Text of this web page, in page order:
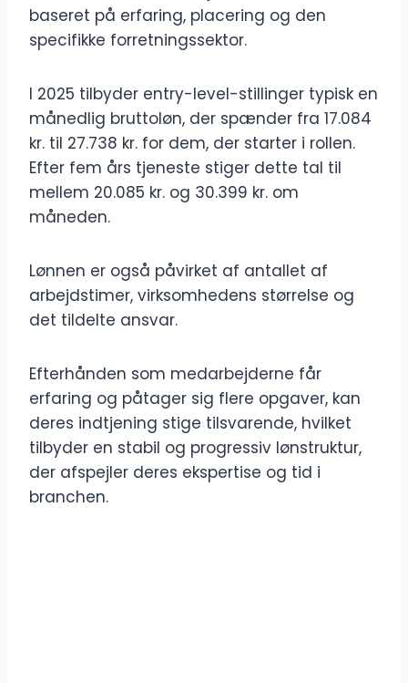
baseret på erfaring, placering og den
specifikke forretningssektor.
I 2025 tilbyder entry-level-stillinger typisk en
månedlig bruttoløn, der spænder fra 17.084
kr. til 27.738 kr. for dem, der starter i rollen.
Efter fem års tjeneste stiger dette tal til
mellem 20.085 kr. og 30.399 kr. om
måneden.
Lønnen er også påvirket af antallet af
arbejdstimer, virksomhedens størrelse og
det tildelte ansvar.
Efterhånden som medarbejderne får
erfaring og påtager sig flere opgaver, kan
deres indtjening stige tilsvarende, hvilket
tilbyder en stabil og progressiv lønstruktur,
der afspejler deres ekspertise og tid i
branchen.